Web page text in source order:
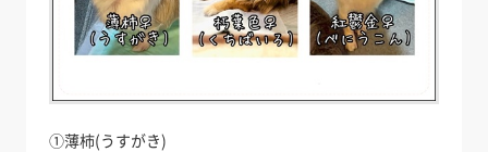
①薄柿(うすがき)